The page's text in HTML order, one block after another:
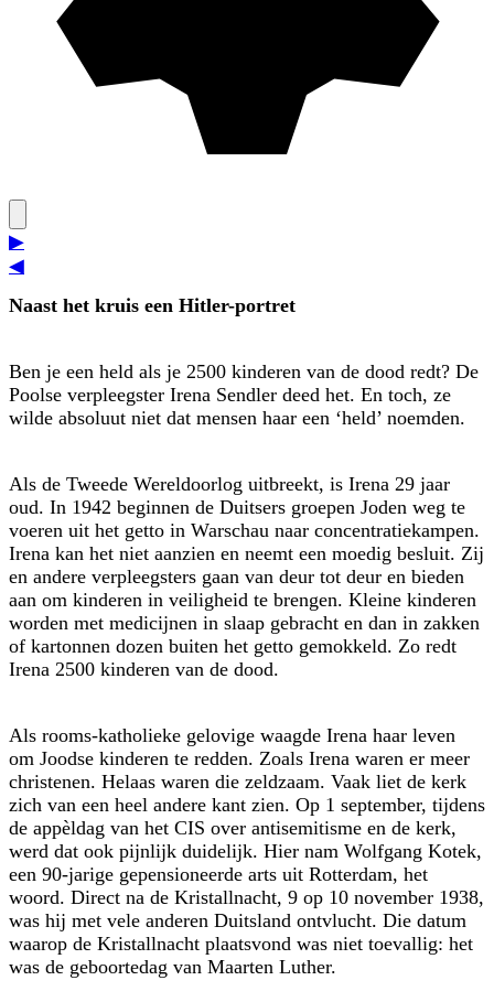
▶
◀
Naast het kruis een Hitler-portret
Ben je een held als je 2500 kinderen van de dood redt? De
Poolse verpleegster Irena Sendler deed het. En toch, ze
wilde absoluut niet dat mensen haar een ‘held’ noemden.
Als de Tweede Wereldoorlog uitbreekt, is Irena 29 jaar
oud. In 1942 beginnen de Duitsers groepen Joden weg te
voeren uit het getto in Warschau naar concentratiekampen.
Irena kan het niet aanzien en neemt een moedig besluit. Zij
en andere verpleegsters gaan van deur tot deur en bieden
aan om kinderen in veiligheid te brengen. Kleine kinderen
worden met medicijnen in slaap gebracht en dan in zakken
of kartonnen dozen buiten het getto gemokkeld. Zo redt
Irena 2500 kinderen van de dood.
Als rooms-katholieke gelovige waagde Irena haar leven
om Joodse kinderen te redden. Zoals Irena waren er meer
christenen. Helaas waren die zeldzaam. Vaak liet de kerk
zich van een heel andere kant zien. Op 1 september, tijdens
de appèldag van het CIS over antisemitisme en de kerk,
werd dat ook pijnlijk duidelijk. Hier nam Wolfgang Kotek,
een 90-jarige gepensioneerde arts uit Rotterdam, het
woord. Direct na de Kristallnacht, 9 op 10 november 1938,
was hij met vele anderen Duitsland ontvlucht. Die datum
waarop de Kristallnacht plaatsvond was niet toevallig: het
was de geboortedag van Maarten Luther.